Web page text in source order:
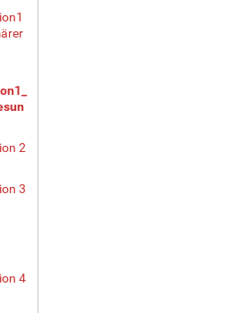
2
3
4